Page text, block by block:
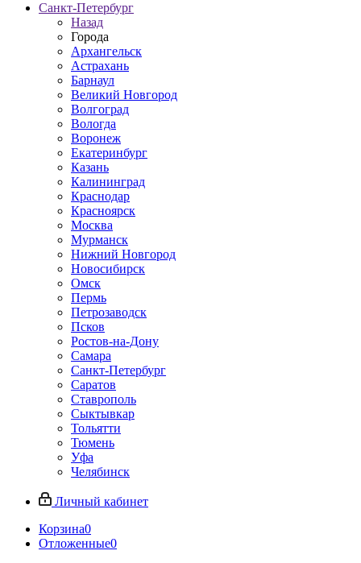
Санкт-Петербург
Назад
Города
Архангельск
Астрахань
Барнаул
Великий Новгород
Волгоград
Вологда
Воронеж
Екатеринбург
Казань
Калининград
Краснодар
Красноярск
Москва
Мурманск
Нижний Новгород
Новосибирск
Омск
Пермь
Петрозаводск
Псков
Ростов-на-Дону
Самара
Санкт-Петербург
Саратов
Ставрополь
Сыктывкар
Тольятти
Тюмень
Уфа
Челябинск
Личный кабинет
Корзина0
Отложенные0